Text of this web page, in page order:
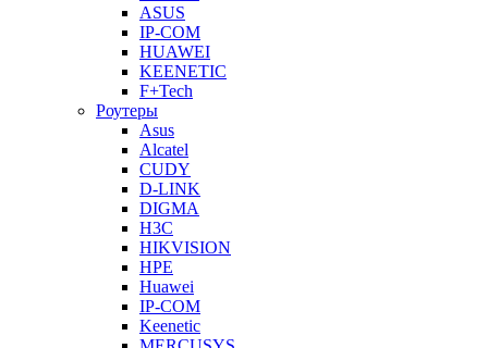
ASUS
IP-COM
HUAWEI
KEENETIC
F+Tech
Роутеры
Asus
Alcatel
CUDY
D-LINK
DIGMA
H3C
HIKVISION
HPE
Huawei
IP-COM
Keenetic